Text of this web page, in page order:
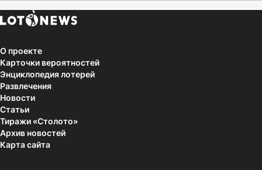
О проекте
Карточки вероятностей
Энциклопедия лотерей
Развлечения
Новости
Статьи
Тиражи «Столото»
Архив новостей
Карта сайта